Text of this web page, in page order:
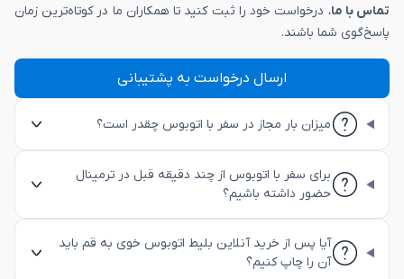
تماس با ما، درخواست خود را ثبت کنید تا همکاران ما در کوتاه‌ترین زمان
پاسخ‌گوی شما باشند.
ارسال درخواست به پشتیبانی
میزان بار مجاز در سفر با اتوبوس چقدر است؟
برای سفر با اتوبوس از چند دقیقه قبل در ترمینال
حضور داشته باشیم؟
آیا پس از خرید آنلاین بلیط اتوبوس خوی به قم باید
آن را چاپ کنیم؟